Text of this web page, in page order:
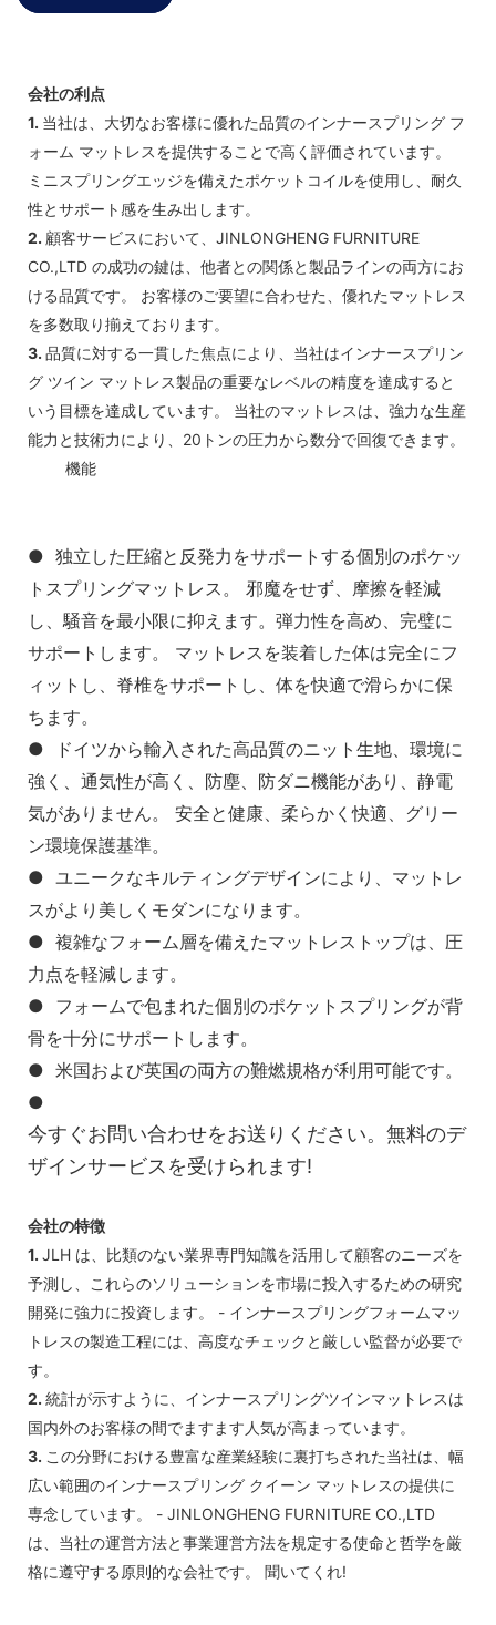
会社の利点
1. 当社は、大切なお客様に優れた品質のインナースプリング フ
ォーム マットレスを提供することで高く評価されています。
ミニスプリングエッジを備えたポケットコイルを使用し、耐久
性とサポート感を生み出します。
2. 顧客サービスにおいて、JINLONGHENG FURNITURE
CO.,LTD の成功の鍵は、他者との関係と製品ラインの両方にお
ける品質です。 お客様のご要望に合わせた、優れたマットレス
を多数取り揃えております。
3. 品質に対する一貫した焦点により、当社はインナースプリン
グ ツイン マットレス製品の重要なレベルの精度を達成すると
いう目標を達成しています。 当社のマットレスは、強力な生産
能力と技術力により、20トンの圧力から数分で回復できます。
機能
● 独立した圧縮と反発力をサポートする個別のポケッ
トスプリングマットレス。 邪魔をせず、摩擦を軽減
し、騒音を最小限に抑えます。弾力性を高め、完璧に
サポートします。 マットレスを装着した体は完全にフ
ィットし、脊椎をサポートし、体を快適で滑らかに保
ちます。
● ドイツから輸入された高品質のニット生地、環境に
強く、通気性が高く、防塵、防ダニ機能があり、静電
気がありません。 安全と健康、柔らかく快適、グリー
ン環境保護基準。
● ユニークなキルティングデザインにより、マットレ
スがより美しくモダンになります。
● 複雑なフォーム層を備えたマットレストップは、圧
力点を軽減します。
● フォームで包まれた個別のポケットスプリングが背
骨を十分にサポートします。
● 米国および英国の両方の難燃規格が利用可能です。
●
今すぐお問い合わせをお送りください。無料のデ
ザインサービスを受けられます!
会社の特徴
1. JLH は、比類のない業界専門知識を活用して顧客のニーズを
予測し、これらのソリューションを市場に投入するための研究
開発に強力に投資します。 - インナースプリングフォームマッ
トレスの製造工程には、高度なチェックと厳しい監督が必要で
す。
2. 統計が示すように、インナースプリングツインマットレスは
国内外のお客様の間でますます人気が高まっています。
3. この分野における豊富な産業経験に裏打ちされた当社は、幅
広い範囲のインナースプリング クイーン マットレスの提供に
専念しています。 - JINLONGHENG FURNITURE CO.,LTD
は、当社の運営方法と事業運営方法を規定する使命と哲学を厳
格に遵守する原則的な会社です。 聞いてくれ!